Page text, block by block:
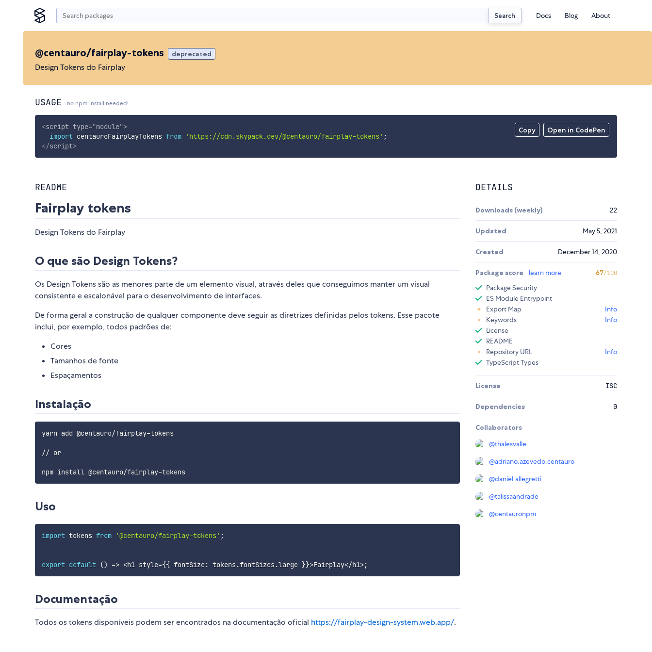
Search Docs Blog About
@centauro/fairplay-tokens deprecated
Design Tokens do Fairplay
USAGE no npm install needed!
Copy Open in CodePen
<script type="module">
import centauroFairplayTokens from 'https://cdn.skypack.dev/@centauro/fairplay-tokens' ;
</script>
README
Fairplay tokens
Design Tokens do Fairplay
O que são Design Tokens?
Os Design Tokens são as menores parte de um elemento visual, através deles que conseguimos manter um visual
consistente e escalonável para o desenvolvimento de interfaces.
De forma geral a construção de qualquer componente deve seguir as diretrizes definidas pelos tokens. Esse pacote
inclui, por exemplo, todos padrões de:
Cores
Tamanhos de fonte
Espaçamentos
Instalação
yarn add @centauro/fairplay-tokens
// or
npm install @centauro/fairplay-tokens
Uso
import tokens from '@centauro/fairplay-tokens' ;
export default () => <h1 style={{ fontSize: tokens.fontSizes.large }}>Fairplay</h1>;
Documentação
Todos os tokens disponíveis podem ser encontrados na documentação oficial https://fairplay-design-system.web.app/.
DETAILS
Downloads (weekly) 22
Updated May 5, 2021
Created December 14, 2020
Package score learn more 67/100
Package Security
ES Module Entrypoint
Export Map
Info
Keywords
Info
License
README
Repository URL
Info
TypeScript Types
License ISC
Dependencies 0
Collaborators
@thalesvalle
@adriano.azevedo.centauro
@daniel.allegretti
@talissaandrade
@centauronpm